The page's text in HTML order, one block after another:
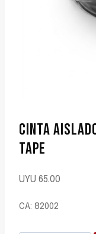
CINTA
TAPE
UYU 65.00
CA: 82002